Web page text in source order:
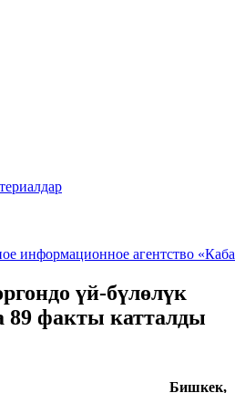
үй-бүлөлүк
89 факты катталды
Бишкек,